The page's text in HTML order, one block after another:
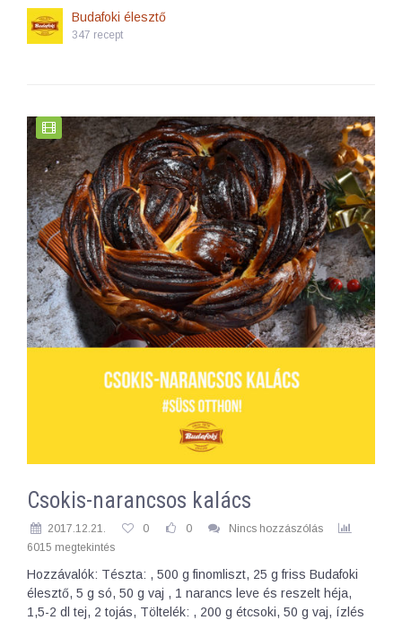
Budafoki élesztő
347 recept
Csokis-narancsos kalács
2017.12.21. 0 0
Nincs hozzászólás
6015 megtekintés
Hozzávalók: Tészta: , 500 g finomliszt, 25 g friss Budafoki
élesztő, 5 g só, 50 g vaj , 1 narancs leve és reszelt héja,
1,5-2 dl tej, 2 tojás, Töltelék: , 200 g étcsoki, 50 g vaj, ízlés